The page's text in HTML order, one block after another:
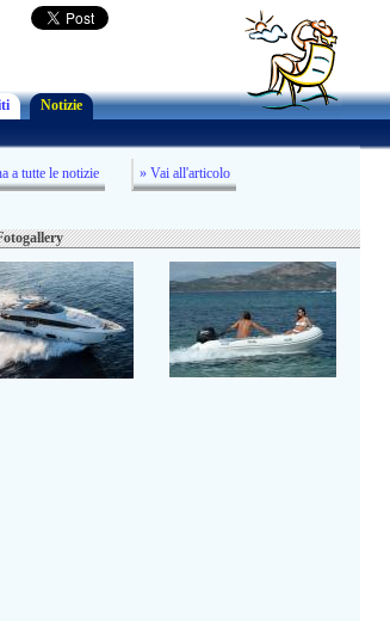
Notizie
a tutte le notizie » Vai all'articolo